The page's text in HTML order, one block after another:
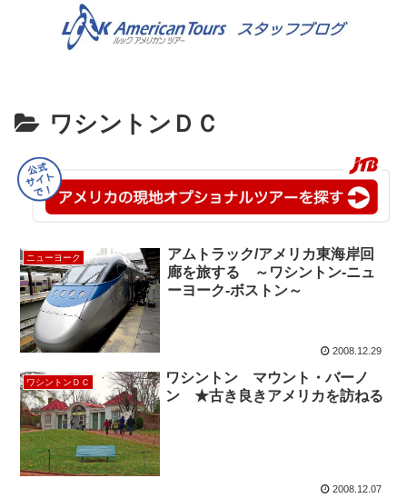
ワシントンＤＣ
ニューヨーク
アムトラック/アメリカ東海岸回
廊を旅する ～ワシントン-ニュ
ーヨーク-ボストン～
2008.12.29
ワシントンＤＣ
ワシントン マウント・バーノ
ン ★古き良きアメリカを訪ねる
2008.12.07